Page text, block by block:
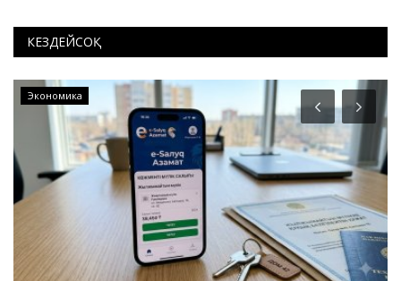
КЕЗДЕЙСОҚ
Экономика